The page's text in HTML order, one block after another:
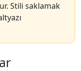
Stili saklamak